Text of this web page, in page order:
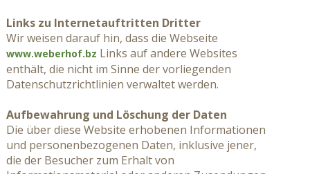
Links zu Internetauftritten Dritter
Wir weisen darauf hin, dass die Webseite
www.weberhof.bz Links auf andere Websites
enthält, die nicht im Sinne der vorliegenden
Datenschutzrichtlinien verwaltet werden.
Aufbewahrung und Löschung der Daten
Die über diese Website erhobenen Informationen
und personenbezogenen Daten, inklusive jener,
die der Besucher zum Erhalt von